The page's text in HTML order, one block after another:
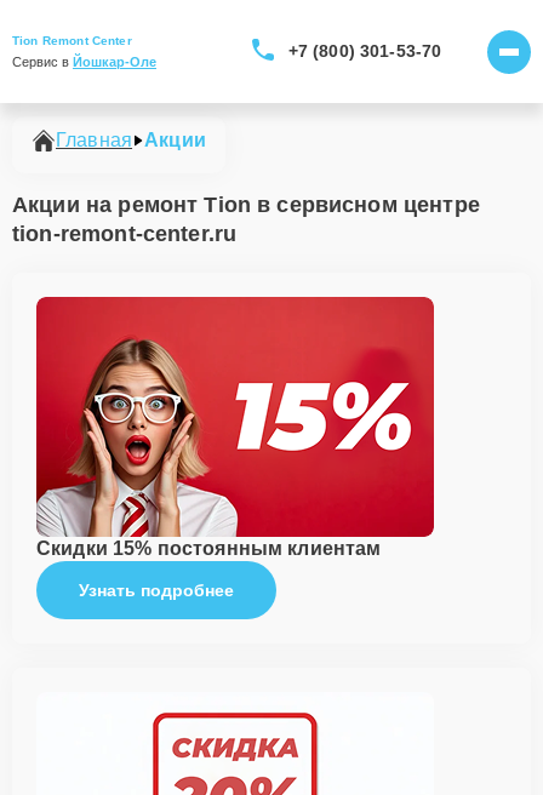
Tion Remont Center
Сервис в Йошкар-Оле
+7 (800) 301-53-70
Главная Акции
Акции на ремонт Tion в сервисном центре
tion-remont-center.ru
Скидки 15% постоянным клиентам
Узнать подробнее